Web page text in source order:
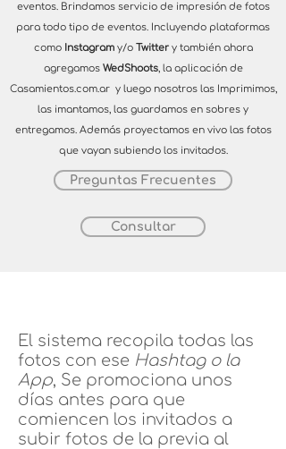
eventos. Brindamos servicio de impresión de fotos
para todo tipo de eventos. Incluyendo plataformas
como Instagramy/o Twitter y también ahora
agregamos WedShoots, la aplicación de
Casamientos.com.ar y luego nosotros las Imprimimos,
las imantamos, las guardamos en sobres y
entregamos. Además proyectamos en vivo las fotos
que vayan subiendo los invitados.
Preguntas Frecuentes
Consultar
El sistema recopila todas las
fotos con ese Hashtag o la
App, Se promociona unos
días antes para que
comiencen los invitados a
subir fotos de la previa al